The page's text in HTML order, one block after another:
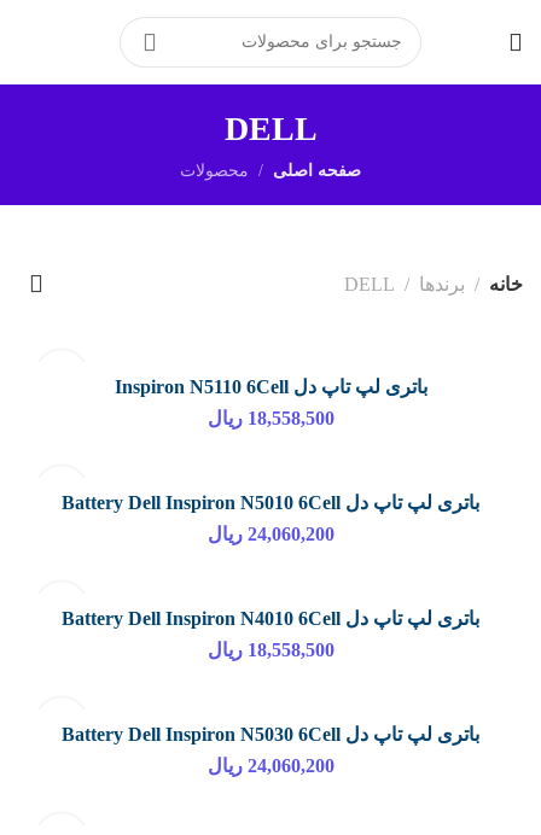
برای ارتباط مستقیم با پشتیبانی
در پیامرسان بله کلیک کنید
DELL
صفحه اصلی محصولات
خانه برندها DELL
باتری لپ تاپ دل Inspiron N5110 6Cell
18,558,500 ریال
باتری لپ تاپ دل Battery Dell Inspiron N5010 6Cell
24,060,200 ریال
باتری لپ تاپ دل Battery Dell Inspiron N4010 6Cell
18,558,500 ریال
باتری لپ تاپ دل Battery Dell Inspiron N5030 6Cell
24,060,200 ریال